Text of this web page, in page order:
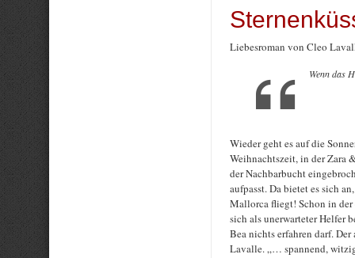
Liebesroman von Cleo
Wenn das
Wieder geht es auf die
Weihnachtszeit, in der Zara
der Nachbarbucht
aufpasst. Da bietet es sich
Mallorca fliegt! Schon in der
sich als unerwarteter Helfer
Bea nichts erfahren darf.
Lavalle. „… spannend,